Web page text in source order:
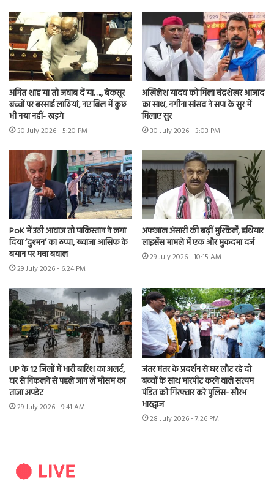
अमित शाह या तो जवाब दें या…., बेकसूर
बच्चों पर बरसाई लाठियां, नए बिल में कुछ
भी नया नहीं- खड़गे
30 July 2026 - 5:20 PM
अखिलेश यादव को मिला चंद्रशेखर आजाद
का साथ, नगीना सांसद ने सपा के सुर में
मिलाए सुर
30 July 2026 - 3:03 PM
PoK में उठी आवाज तो पाकिस्तान ने लगा
दिया ‘दुश्मन’ का ठप्पा, ख्वाजा आसिफ के
बयान पर मचा बवाल
29 July 2026 - 6:24 PM
अफजाल अंसारी की बढ़ीं मुश्किलें, हथियार
लाइसेंस मामले में एक और मुकदमा दर्ज
29 July 2026 - 10:15 AM
UP के 12 जिलों में भारी बारिश का अलर्ट,
घर से निकलने से पहले जान लें मौसम का
ताजा अपडेट
29 July 2026 - 9:41 AM
जंतर मंतर के प्रदर्शन से घर लौट रहे दो
बच्चों के साथ मारपीट करने वाले सत्यम
पंडित को गिरफ्तार करे पुलिस- सौरभ
भारद्वाज
28 July 2026 - 7:26 PM